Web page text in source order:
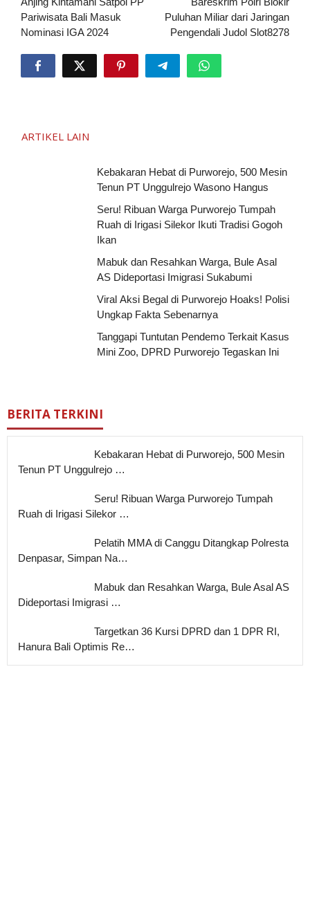
pos
Pariwisata Bali Masuk
Nominasi IGA 2024
Puluhan Miliar dari Jaringan
Pengendali Judol Slot8278
ARTIKEL LAIN
Kebakaran Hebat di Purworejo, 500 Mesin
Tenun PT Unggulrejo Wasono Hangus
Seru! Ribuan Warga Purworejo Tumpah
Ruah di Irigasi Silekor Ikuti Tradisi Gogoh
Ikan
Mabuk dan Resahkan Warga, Bule Asal
AS Dideportasi Imigrasi Sukabumi
Viral Aksi Begal di Purworejo Hoaks! Polisi
Ungkap Fakta Sebenarnya
Tanggapi Tuntutan Pendemo Terkait Kasus
Mini Zoo, DPRD Purworejo Tegaskan Ini
BERITA TERKINI
Kebakaran Hebat di Purworejo, 500 Mesin
Tenun PT Unggulrejo …
Seru! Ribuan Warga Purworejo Tumpah
Ruah di Irigasi Silekor …
Pelatih MMA di Canggu Ditangkap Polresta
Denpasar, Simpan Na…
Mabuk dan Resahkan Warga, Bule Asal AS
Dideportasi Imigrasi …
Targetkan 36 Kursi DPRD dan 1 DPR RI,
Hanura Bali Optimis Re…